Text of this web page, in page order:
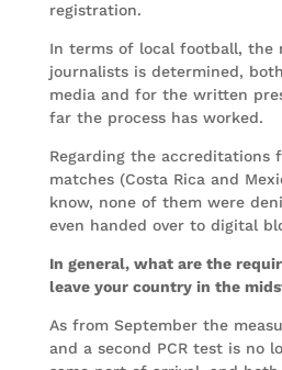
registration.
In terms of local football, the
journalists is determined,
media and for the written
far the process has worked.
Regarding the accreditations
matches (Costa Rica and
know, none of them were
even handed over to digital
In general, what are the
leave your country in the
As from September the
and a second PCR test is no